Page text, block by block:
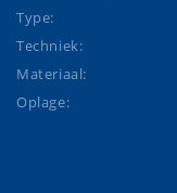
Type:
Techniek:
Materiaal:
Oplage: